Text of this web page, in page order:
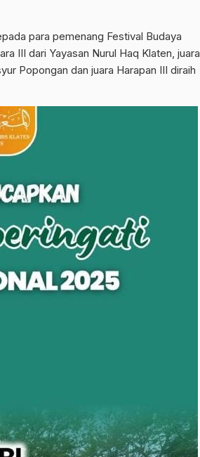
para pemenang Festival Budaya
III dari Yayasan Nurul Haq Klaten, juara
Popongan dan juara Harapan III diraih